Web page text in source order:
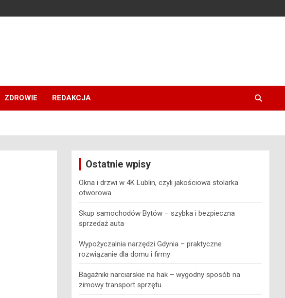
ZDROWIE REDAKCJA
Ostatnie wpisy
Okna i drzwi w 4K Lublin, czyli jakościowa stolarka
otworowa
Skup samochodów Bytów – szybka i bezpieczna
sprzedaż auta
Wypożyczalnia narzędzi Gdynia – praktyczne
rozwiązanie dla domu i firmy
Bagażniki narciarskie na hak – wygodny sposób na
zimowy transport sprzętu